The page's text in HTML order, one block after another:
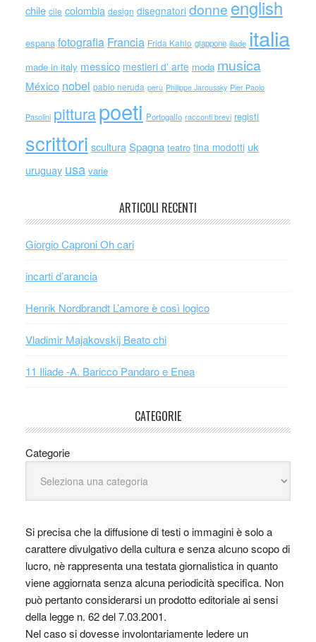
chile cile colombia design disegnatori donne english
espana fotografia Francia Frida Kahlo giappone iliade italia
made in italy messico mestieri d' arte moda musica
México nobel pablo neruda perù Philippe Jaroussky Pier Paolo
Pasolini pitturapoeti Portogallo racconti brevi registi
scrittori sculturaSpagna teatro tina modotti uk
uruguay usa varie
ARTICOLI RECENTI
Giorgio Caproni Oh cari
incarti d’arancia
Henrik Nordbrandt L’amore è così logico
Vladimir Majakovskij Beato chi
11 Iliade -A. Baricco Pandaro e Enea
CATEGORIE
Categorie
Si precisa che la diffusione di testi o immagini è solo a
carattere divulgativo della cultura e senza alcuno scopo di
lucro, nè rappresenta una testata giornalistica in quanto
viene aggiornata senza alcuna periodicità specifica. Non
può pertanto considerarsi un prodotto editoriale ai sensi
della legge n. 62 del 7.03.2001.
Nel caso si dovesse involontariamente ledere un